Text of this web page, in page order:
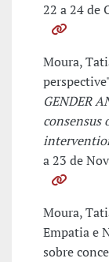
22 a 24 de
Moura,
GENDER
consensus
a 23 de
Moura,
Empatia e
sobre